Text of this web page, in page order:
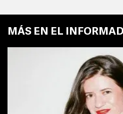
MÁS EN EL